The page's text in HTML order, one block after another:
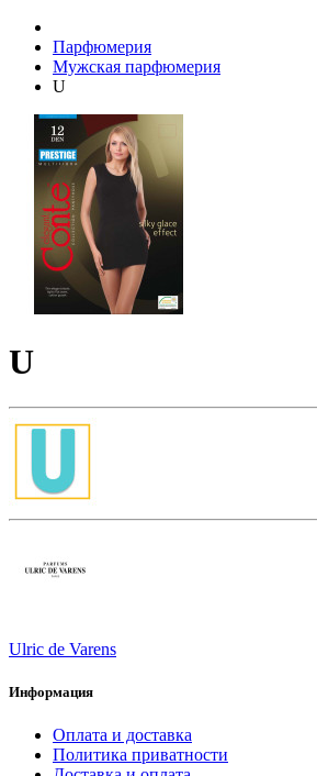
Парфюмерия
Мужская парфюмерия
U
U
Ulric de Varens
Информация
Оплата и доставка
Политика приватности